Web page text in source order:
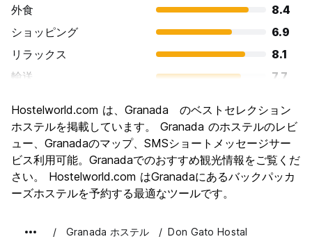
外食
8.4
ショッピング
6.9
リラックス
8.1
輸送
7.7
文化
8.6
ナイトライフ
7.0
コストパフォーマンス
8.1
Hostelworld.com は、Granada のベストセレクション
ホステルを掲載しています。 Granada のホステルのレビ
ュー、Granadaのマップ、SMSショートメッセージサー
ビス利用可能。Granadaでのおすすめ観光情報をご覧くだ
さい。 Hostelworld.com はGranadaにあるバックパッカ
ーズホステルを予約する最適なツールです。
Granada ホステル Don Gato Hostal